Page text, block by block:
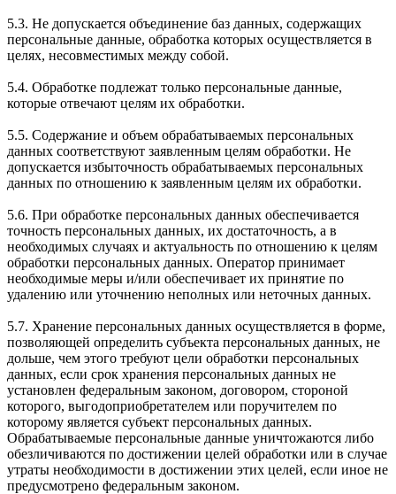
5.3. Не допускается объединение баз данных, содержащих
персональные данные, обработка которых осуществляется в
целях, несовместимых между собой.
5.4. Обработке подлежат только персональные данные,
которые отвечают целям их обработки.
5.5. Содержание и объем обрабатываемых персональных
данных соответствуют заявленным целям обработки. Не
допускается избыточность обрабатываемых персональных
данных по отношению к заявленным целям их обработки.
5.6. При обработке персональных данных обеспечивается
точность персональных данных, их достаточность, а в
необходимых случаях и актуальность по отношению к целям
обработки персональных данных. Оператор принимает
необходимые меры и/или обеспечивает их принятие по
удалению или уточнению неполных или неточных данных.
5.7. Хранение персональных данных осуществляется в форме,
позволяющей определить субъекта персональных данных, не
дольше, чем этого требуют цели обработки персональных
данных, если срок хранения персональных данных не
установлен федеральным законом, договором, стороной
которого, выгодоприобретателем или поручителем по
которому является субъект персональных данных.
Обрабатываемые персональные данные уничтожаются либо
обезличиваются по достижении целей обработки или в случае
утраты необходимости в достижении этих целей, если иное не
предусмотрено федеральным законом.